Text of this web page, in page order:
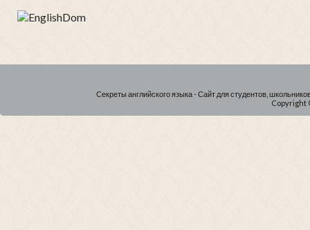
Секреты английского языка - Сайт для студентов,
Copyright